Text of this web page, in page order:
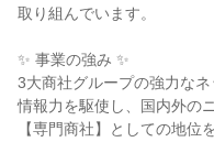
取り組んでいます。
✨ 事業の強み ✨
3大商社グループの強力なネ
情報力を駆使し、国内外の
【専門商社】としての地位